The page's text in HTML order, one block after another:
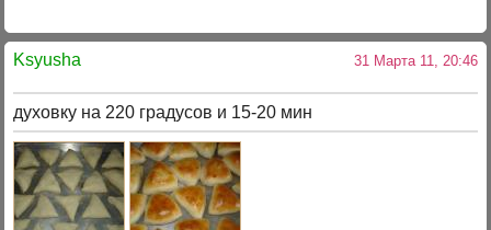
Ksyusha 31 Марта 11, 20:46
духовку на 220 градусов и 15-20 мин